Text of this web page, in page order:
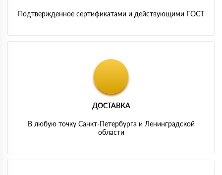
Подтвержденное сертификатами и действующими ГОСТ
ДОСТАВКА
В любую точку Санкт-Петербурга и Ленинградской
области